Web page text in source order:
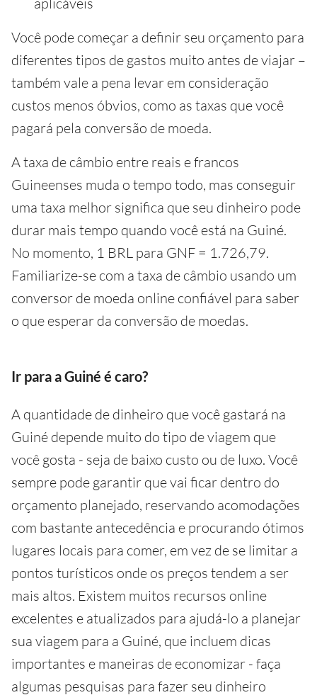
Você pode começar a definir seu orçamento para
diferentes tipos de gastos muito antes de viajar –
também vale a pena levar em consideração
custos menos óbvios, como as taxas que você
pagará pela conversão de moeda.
A taxa de câmbio entre reais e francos
Guineenses muda o tempo todo, mas conseguir
uma taxa melhor significa que seu dinheiro pode
durar mais tempo quando você está na Guiné.
No momento, 1 BRL para GNF = 1.726,79.
Familiarize-se com a taxa de câmbio usando um
conversor de moeda online confiável para saber
o que esperar da conversão de moedas.
Ir para a Guiné é caro?
A quantidade de dinheiro que você gastará na
Guiné depende muito do tipo de viagem que
você gosta - seja de baixo custo ou de luxo. Você
sempre pode garantir que vai ficar dentro do
orçamento planejado, reservando acomodações
com bastante antecedência e procurando ótimos
lugares locais para comer, em vez de se limitar a
pontos turísticos onde os preços tendem a ser
mais altos. Existem muitos recursos online
excelentes e atualizados para ajudá-lo a planejar
sua viagem para a Guiné, que incluem dicas
importantes e maneiras de economizar - faça
algumas pesquisas para fazer seu dinheiro